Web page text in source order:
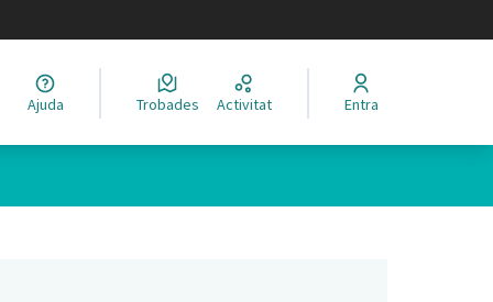
el idioma
Ajuda Trobades Activitat Entra